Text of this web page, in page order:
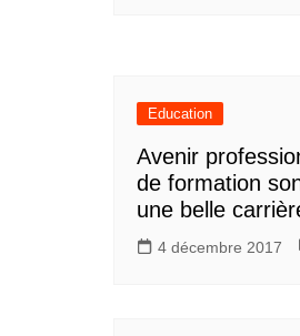
Education
Avenir
de formation
une belle
4 décembre 2017